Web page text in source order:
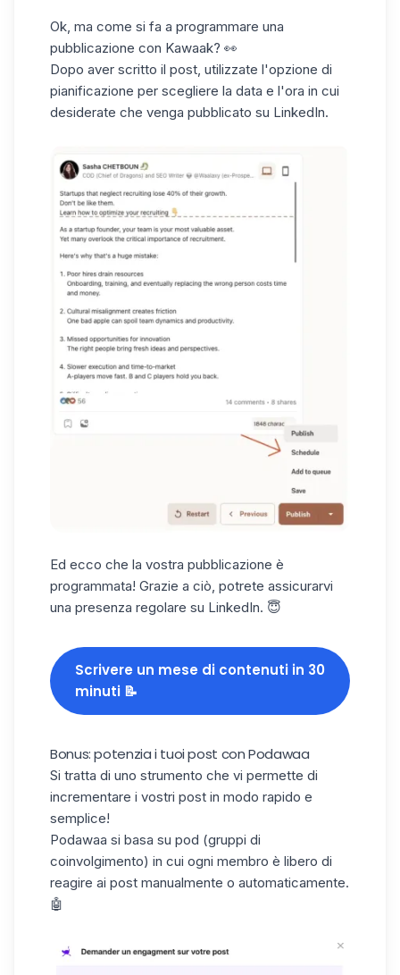
Ok, ma come si fa a programmare una
pubblicazione con Kawaak? 👀
Dopo aver scritto il post, utilizzate l'opzione di
pianificazione per scegliere la data e l'ora in cui
desiderate che venga pubblicato su LinkedIn.
Ed ecco che la vostra pubblicazione è
programmata! Grazie a ciò, potrete assicurarvi
una presenza regolare su LinkedIn. 😇
Scrivere un mese di contenuti in 30
minuti 📝
Bonus: potenzia i tuoi post con Podawaa
Si tratta di uno strumento che vi permette di
incrementare i vostri post in modo rapido e
semplice!
Podawaa si basa su pod (gruppi di
coinvolgimento) in cui ogni membro è libero di
reagire ai post manualmente o automaticamente.
🤖